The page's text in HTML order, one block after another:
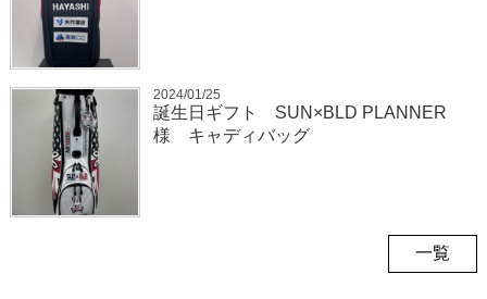
2024/01/25
誕生日ギフト SUN×BLD PLANNER
様 キャディバッグ
一覧